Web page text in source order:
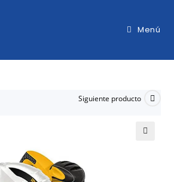
Menú
Siguiente producto